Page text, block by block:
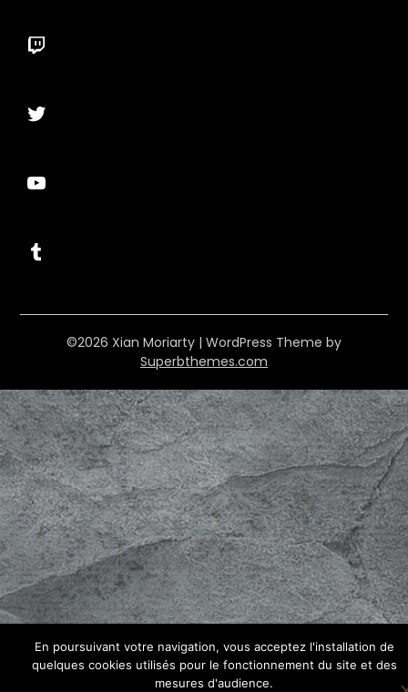
Twitch
Twitter
YouTube
Tumblr
©2026 Xian Moriarty | WordPress Theme by
Superbthemes.com
En poursuivant votre navigation, vous acceptez l'installation de
quelques cookies utilisés pour le fonctionnement du site et des
mesures d'audience.